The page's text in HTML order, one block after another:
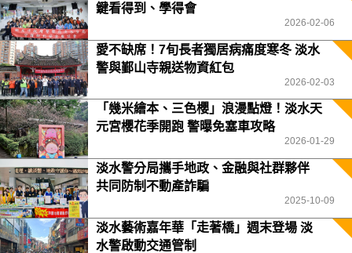
鍵看得到、學得會
2026-02-06
愛不缺席！7旬長者獨居病痛度寒冬 淡水
警與鄞山寺親送物資紅包
2026-02-03
「幾米繪本、三色櫻」浪漫點燈！淡水天
元宮櫻花季開跑 警曝免塞車攻略
2026-01-29
淡水警分局攜手地政、金融與社群夥伴
共同防制不動產詐騙
2025-10-09
淡水藝術嘉年華「走著橋」週末登場 淡
水警啟動交通管制